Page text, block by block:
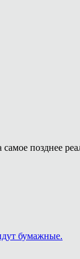
позднее
бумажные.